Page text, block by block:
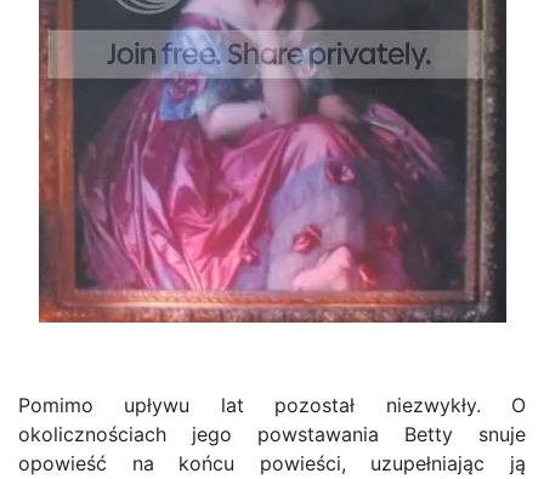
Pomimo upływu lat pozostał niezwykły. O
okolicznościach jego powstawania Betty snuje
opowieść na końcu powieści, uzupełniając ją